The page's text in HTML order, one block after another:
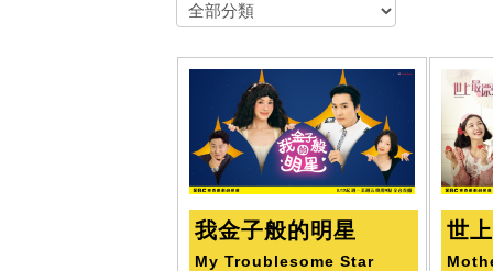
我金子般的明星
My Troublesome Star
世